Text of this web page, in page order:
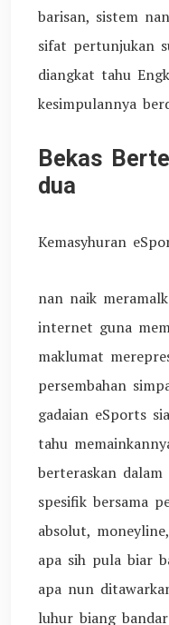
barisan, sistem
sifat pertunjukan
diangkat tahu
kesimpulannya
Bekas
dua
Kemasyhuran
nan naik
internet guna
maklumat
persembahan
gadaian eSports
tahu
berteraskan
spesifik bersama
absolut,
apa sih pula biar
apa nun
luhur biang